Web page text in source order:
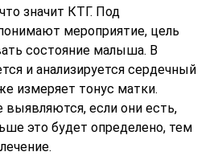
значит КТГ. Под
мероприятие, цель
состояние малыша. В
и анализируется сердечный
измеряет тонус матки.
выявляются, если они есть,
это будет определено, тем